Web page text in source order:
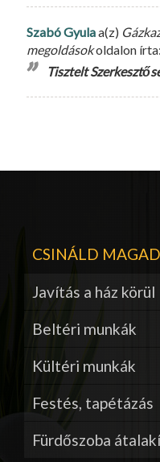
Szabó Gyulaa(z)
megoldásokoldalon írta:
Tisztelt
CSINÁLD
Javítás a ház körül
Beltéri munkák
Kültéri munkák
Festés, tapétázás
Fürdőszoba